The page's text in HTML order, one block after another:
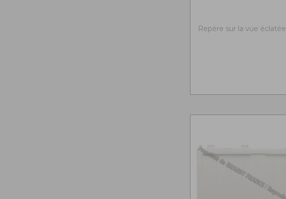
Repère sur la vue